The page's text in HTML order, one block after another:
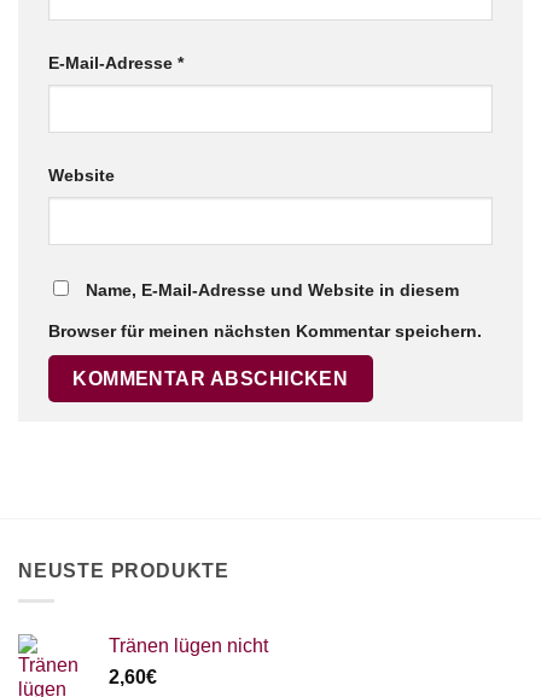
E-Mail-Adresse *
Website
Name, E-Mail-Adresse und Website in diesem
Browser für meinen nächsten Kommentar speichern.
NEUSTE PRODUKTE
Tränen lügen nicht
2,60€